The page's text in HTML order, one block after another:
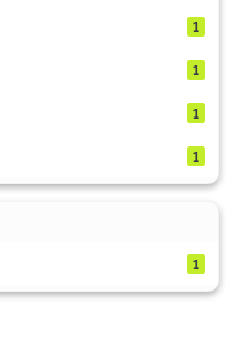
1
1
1
1
1